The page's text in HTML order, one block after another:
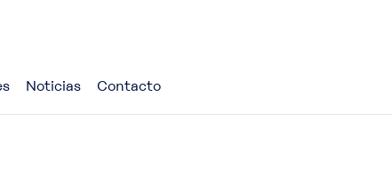
Noticias Contacto